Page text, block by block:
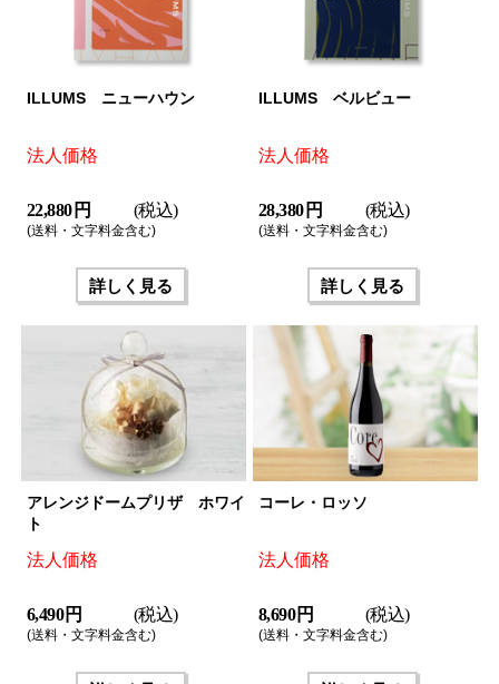
ILLUMS ニューハウン
法人価格
22,880 円 (税込)
(送料・文字料金含む)
詳しく見る
ILLUMS ベルビュー
法人価格
28,380 円 (税込)
(送料・文字料金含む)
詳しく見る
アレンジドームプリザ ホワイ
ト
法人価格
6,490 円 (税込)
(送料・文字料金含む)
コーレ・ロッソ
法人価格
8,690 円 (税込)
(送料・文字料金含む)